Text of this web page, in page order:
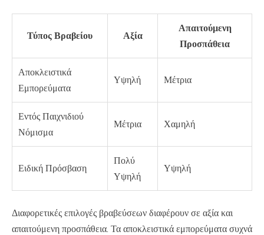
Τύπος Βραβείου Αξία
Απαιτούμενη
Προσπάθεια
Αποκλειστικά
Εμπορεύματα
Υψηλή Μέτρια
Εντός Παιχνιδιού
Νόμισμα
Μέτρια Χαμηλή
Ειδική Πρόσβαση
Πολύ
Υψηλή
Υψηλή
Διαφορετικές επιλογές βραβεύσεων διαφέρουν σε αξία και
απαιτούμενη προσπάθεια. Τα αποκλειστικά εμπορεύματα συχνά